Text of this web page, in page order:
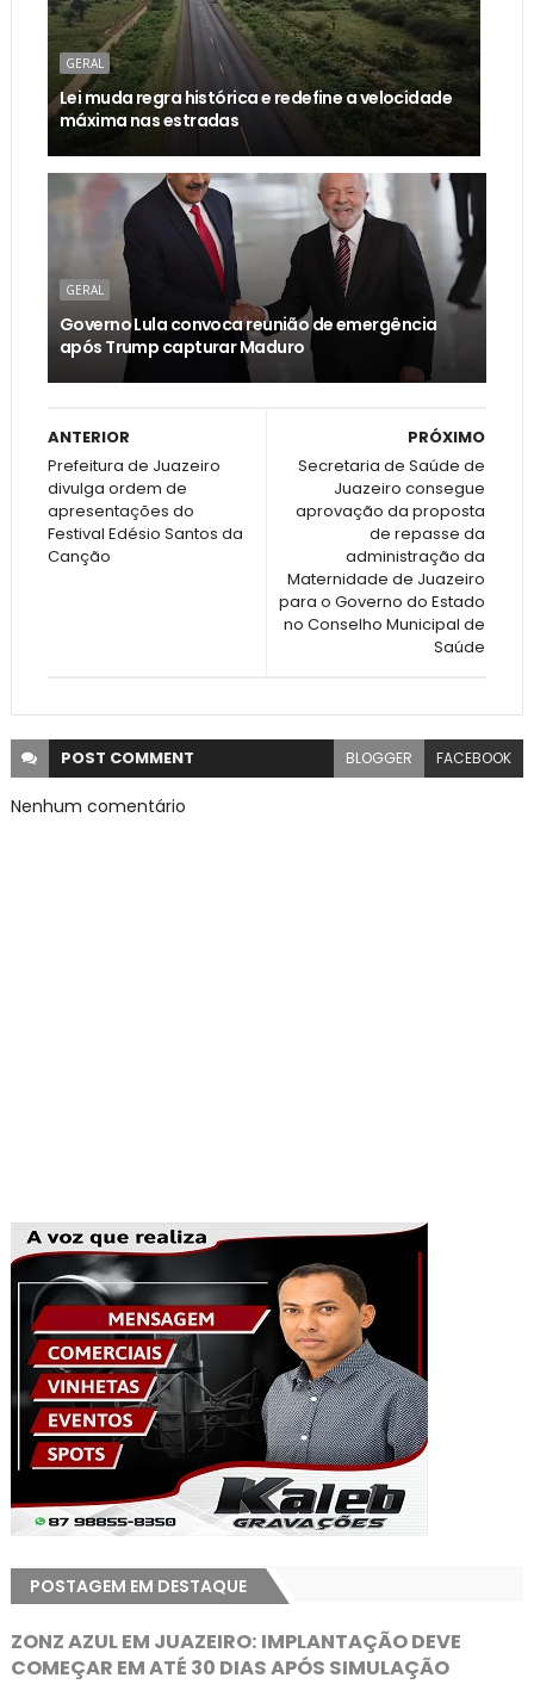
GERAL
Lei muda regra histórica e redefine a velocidade
máxima nas estradas
GERAL
Governo Lula convoca reunião de emergência
após Trump capturar Maduro
PRÓXIMO
Secretaria de Saúde de
Juazeiro consegue
aprovação da proposta
de repasse da
administração da
Maternidade de Juazeiro
para o Governo do Estado
no Conselho Municipal de
Saúde
ANTERIOR
Prefeitura de Juazeiro
divulga ordem de
apresentações do
Festival Edésio Santos da
Canção
POST COMMENT BLOGGER FACEBOOK
Nenhum comentário
POSTAGEM EM DESTAQUE
ZONZ AZUL EM JUAZEIRO: IMPLANTAÇÃO DEVE
COMEÇAR EM ATÉ 30 DIAS APÓS SIMULAÇÃO